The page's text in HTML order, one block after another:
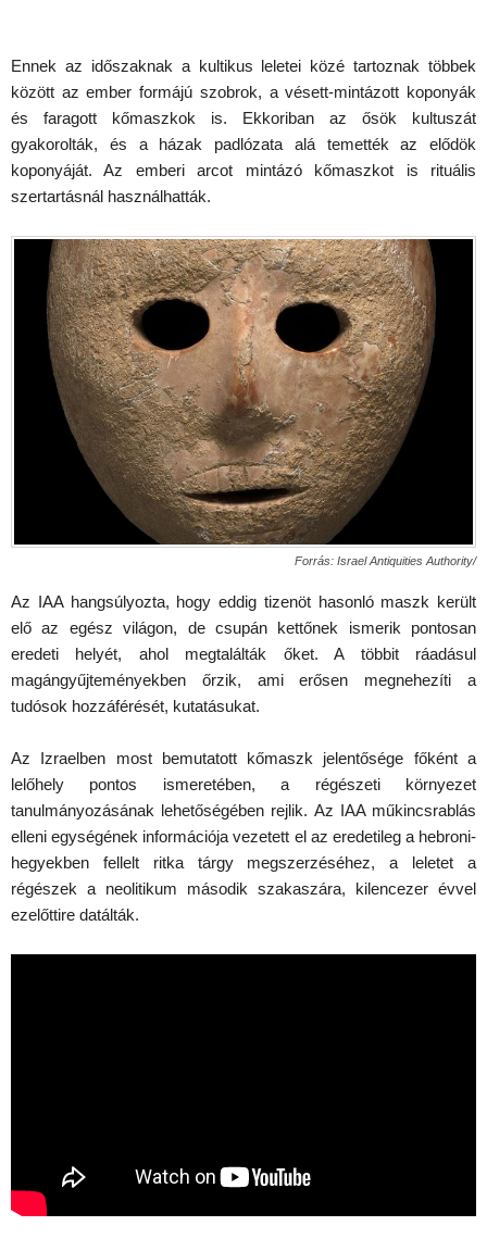
Ennek az időszaknak a kultikus leletei közé tartoznak többek
között az ember formájú szobrok, a vésett-mintázott koponyák
és faragott kőmaszkok is. Ekkoriban az ősök kultuszát
gyakorolták, és a házak padlózata alá temették az elődök
koponyáját. Az emberi arcot mintázó kőmaszkot is rituális
szertartásnál használhatták.
Forrás: Israel Antiquities Authority/
Az IAA hangsúlyozta, hogy eddig tizenöt hasonló maszk került
elő az egész világon, de csupán kettőnek ismerik pontosan
eredeti helyét, ahol megtalálták őket. A többit ráadásul
magángyűjteményekben őrzik, ami erősen megnehezíti a
tudósok hozzáférését, kutatásukat.
Az Izraelben most bemutatott kőmaszk jelentősége főként a
lelőhely pontos ismeretében, a régészeti környezet
tanulmányozásának lehetőségében rejlik. Az IAA műkincsrablás
elleni egységének információja vezetett el az eredetileg a hebroni-
hegyekben fellelt ritka tárgy megszerzéséhez, a leletet a
régészek a neolitikum második szakaszára, kilencezer évvel
ezelőttire datálták.